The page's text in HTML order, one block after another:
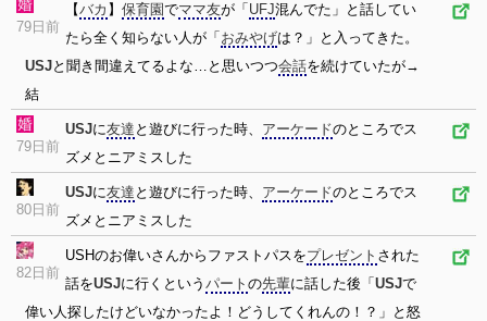
79日前
【バカ 】 保育園でママ友が「 UFJ混んでた」と話してい
たら全く知らない人が「 おみやげは？」と入ってきた。
USJと聞き間違えてるよな…と思いつつ会話を続けていたが→
結
79日前
USJに友達 と遊びに行った時、 アーケードのところでス
ズメとニアミスした
80日前
USJに友達 と遊びに行った時、 アーケードのところでス
ズメとニアミスした
82日前
USHのお偉いさんからファストパスをプレゼント された
話をUSJに行くという パート の先輩に話した後「 USJで
偉い人探したけどいなかったよ！どうしてくれんの！？」と怒